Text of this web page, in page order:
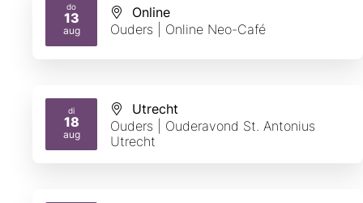
do
13
aug
2026
Online
Ouders | Online Neo-Café
di
18
aug
2026
Utrecht
Ouders | Ouderavond St. Antonius
Utrecht